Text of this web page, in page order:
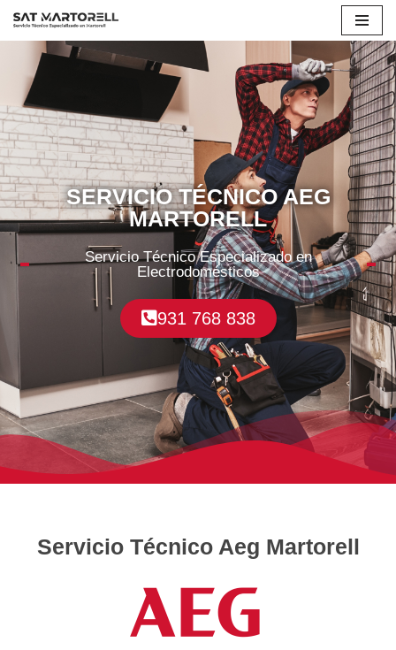
Saltar
contenido
SERVICIO TÉCNICO AEG
MARTORELL
Servicio Técnico Especializado en
Electrodomésticos
931 768 838
Servicio Técnico Aeg Martorell